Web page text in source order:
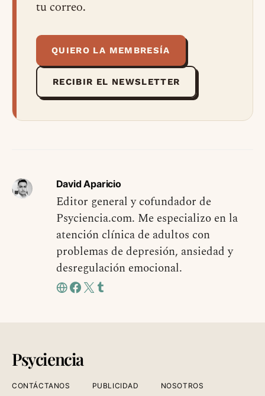
tu correo.
QUIERO LA MEMBRESÍA
RECIBIR EL NEWSLETTER
David Aparicio
Editor general y cofundador de
Psyciencia.com. Me especializo en la
atención clínica de adultos con
problemas de depresión, ansiedad y
desregulación emocional.
Psyciencia
CONTÁCTANOS PUBLICIDAD NOSOTROS